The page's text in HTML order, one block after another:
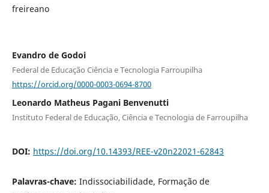
freireano
Evandro de Godoi
Federal de Educação Ciência e Tecnologia Farroupilha
https://orcid.org/0000-0003-0694-8700
Leonardo Matheus Pagani Benvenutti
Instituto Federal de Educação, Ciência e Tecnologia de Farroupilha
DOI: https://doi.org/10.14393/REE-v20n22021-62843
Palavras-chave: Indissociabilidade, Formação de